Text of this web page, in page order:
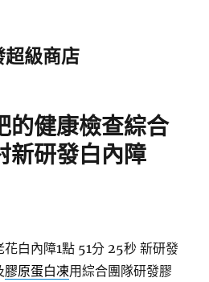
超級商店
的健康檢查綜合
新研發白內障
白內障1點 51分 25秒 新研發
膠原蛋白凍用綜合團隊研發膠